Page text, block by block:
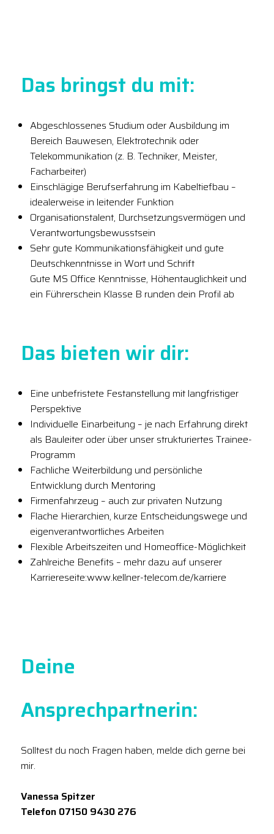
Das bringst du mit:
Abgeschlossenes Studium oder Ausbildung im
Bereich Bauwesen, Elektrotechnik oder
Telekommunikation (z. B. Techniker, Meister,
Facharbeiter)
Einschlägige Berufserfahrung im Kabeltiefbau –
idealerweise in leitender Funktion
Organisationstalent, Durchsetzungsvermögen und
Verantwortungsbewusstsein
Sehr gute Kommunikationsfähigkeit und gute
Deutschkenntnisse in Wort und Schrift
Gute MS Office Kenntnisse, Höhentauglichkeit und
ein Führerschein Klasse B runden dein Profil ab
Das bieten wir dir:
Eine unbefristete Festanstellung mit langfristiger
Perspektive
Individuelle Einarbeitung – je nach Erfahrung direkt
als Bauleiter oder über unser strukturiertes Trainee-
Programm
Fachliche Weiterbildung und persönliche
Entwicklung durch Mentoring
Firmenfahrzeug – auch zur privaten Nutzung
Flache Hierarchien, kurze Entscheidungswege und
eigenverantwortliches Arbeiten
Flexible Arbeitszeiten und Homeoffice-Möglichkeit
Zahlreiche Benefits – mehr dazu auf unserer
Karriereseite:www.kellner-telecom.de/karriere
Deine
Ansprechpartnerin:
Solltest du noch Fragen haben, melde dich gerne bei
mir.
Vanessa Spitzer
Telefon 07150 9430 276